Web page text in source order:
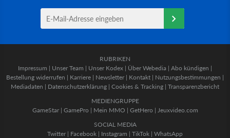
RUBRIKEN
Impressum | Unser Team | Unser Kodex | Über Webedia | Abo kündigen |
Bestellung widerrufen | Karriere | Newsletter | Kontakt | Nutzungsbestimmungen |
Mediadaten | Datenschutzerklärung | Cookies & Tracking | Transparenzbericht
MEDIENGRUPPE
GameStar| GamePro | Mein MMO | GetHero | Jeuxvideo.com
SOCIAL MEDIA
Twitter | Facebook | Instagram | TikTok | WhatsApp